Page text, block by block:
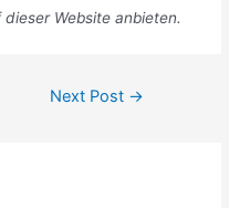
Website anbieten.
Next Post →